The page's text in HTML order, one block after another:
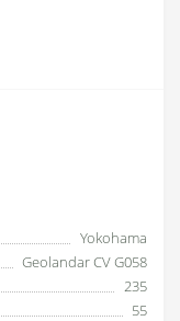
Yokohama
Geolandar CV G058
235
55